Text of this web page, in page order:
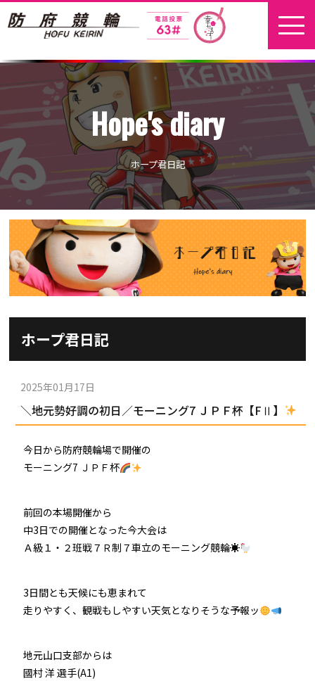
ホーム
新着情報
地元選手
お問い合わせ
開催日程
本場開催
パンフレット
出場予定選手
出走表
予想紙
イベント＆ファンサービス
Kの3本勝負（本命予想）
崖っぷちのK（穴予想）
施設ガイド
施設紹介
有料席
KEIRINパーク
バンク紹介
防府けいりん駅前SC
車券の購入方法
DOKOTO
電話・FAXサービス
非開催日の払戻し場所について
協賛レース募集
横断幕掲出について
その他
防府競輪研究所
ホープ君日記
防府競輪を予想するKとは？
サイトポリシー
防府競輪をお楽しみいただくために
Hope's diary
ホープ君日記
ホープ君日記
2025年01月17日
＼地元勢好調の初日／モーニング7 ＪＰＦ杯【FⅡ】
今日から防府競輪場で開催の
モーニング7 ＪＰＦ杯
前回の本場開催から
中3日での開催となった今大会は
Ａ級１・２班戦７Ｒ制７車立のモーニング競輪☀
3日間とも天候にも恵まれて
走りやすく、観戦もしやすい天気となりそうな予報ッ
地元山口支部からは
國村 洋 選手(A1)